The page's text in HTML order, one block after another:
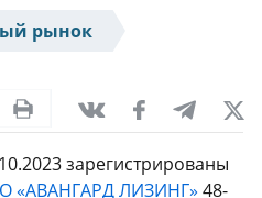
рынок
зарегистрированы
«АВАНГАРД ЛИЗИНГ» 48-